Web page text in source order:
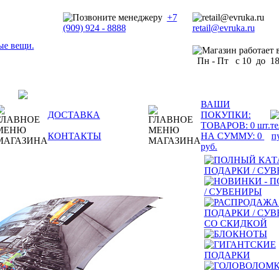
+7
(909) 924 - 8888 retail@evruka.ru
Пн - Пт с 10 до 18
ДОСТАВКА
ВАШИ
ПОКУПКИ:
КОНТАКТЫ
ТОВАРОВ: 0 шт.
НА СУММУ: 0
руб.